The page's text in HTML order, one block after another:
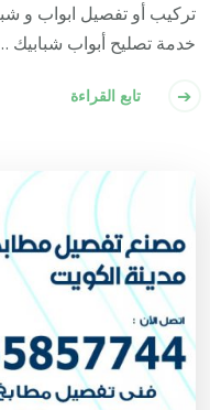
تركيب أو تفصيل ابواب و
خدمة تصليح أبواب شبابيك
تابع القراءة